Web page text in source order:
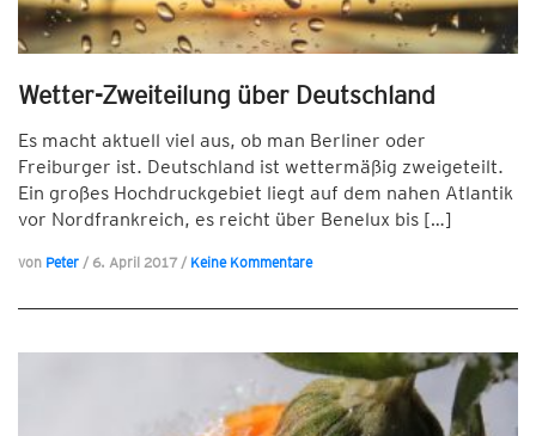
Wetter-Zweiteilung über Deutschland
Es macht aktuell viel aus, ob man Berliner oder
Freiburger ist. Deutschland ist wettermäßig zweigeteilt.
Ein großes Hochdruckgebiet liegt auf dem nahen Atlantik
vor Nordfrankreich, es reicht über Benelux bis […]
von Peter / 6. April 2017 / Keine Kommentare